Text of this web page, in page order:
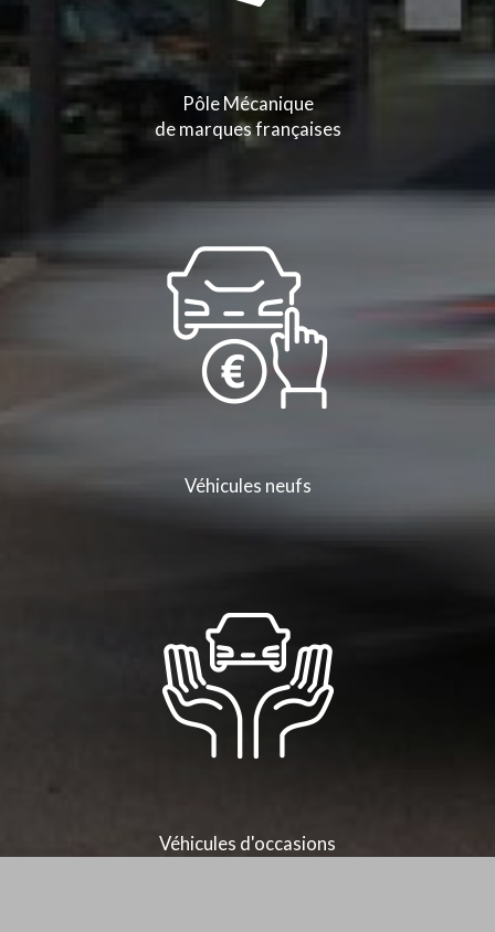
Pôle Mécanique
de marques françaises
Véhicules neufs
Véhicules d'occasions